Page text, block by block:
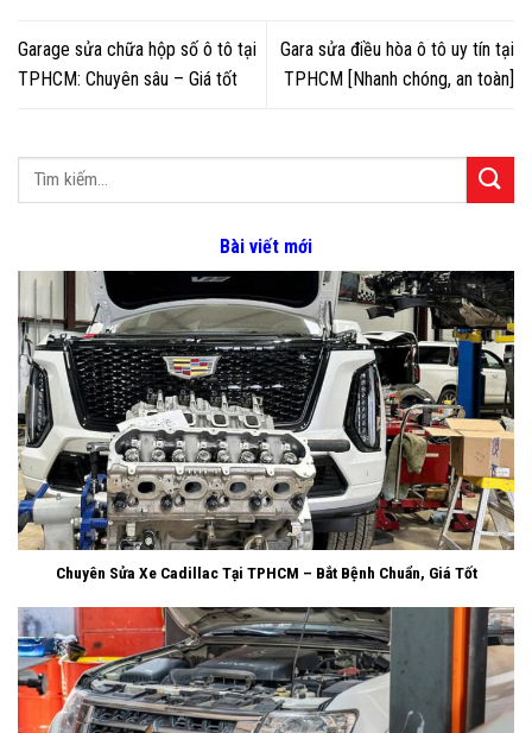
Garage sửa chữa hộp số ô tô tại
TPHCM: Chuyên sâu – Giá tốt
Gara sửa điều hòa ô tô uy tín tại
TPHCM [Nhanh chóng, an toàn]
Bài viết mới
Chuyên Sửa Xe Cadillac Tại TPHCM – Bắt Bệnh Chuẩn, Giá Tốt